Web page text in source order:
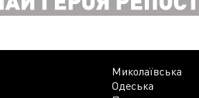
Миколаївська
Одеська